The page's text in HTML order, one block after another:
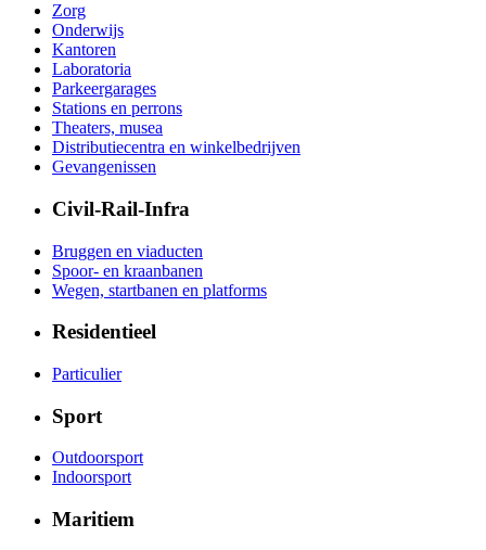
Zorg
Onderwijs
Kantoren
Laboratoria
Parkeergarages
Stations en perrons
Theaters, musea
Distributiecentra en winkelbedrijven
Gevangenissen
Civil-Rail-Infra
Bruggen en viaducten
Spoor- en kraanbanen
Wegen, startbanen en platforms
Residentieel
Particulier
Sport
Outdoorsport
Indoorsport
Maritiem